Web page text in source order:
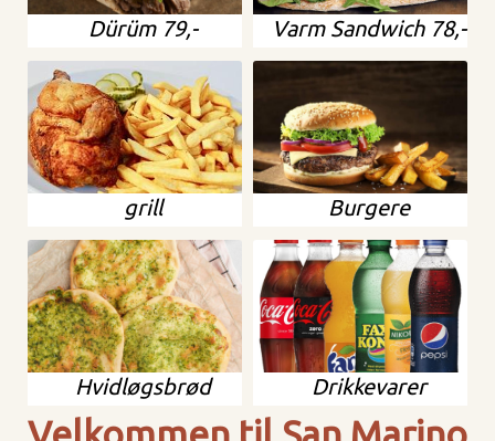
Dürüm 79,- Varm Sandwich 78,-
grill Burgere
Hvidløgsbrød Drikkevarer